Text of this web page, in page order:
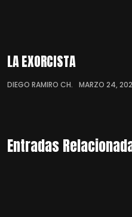
LA EXORCISTA
DIEGO RAMIRO CH. MARZO 24,
Entradas